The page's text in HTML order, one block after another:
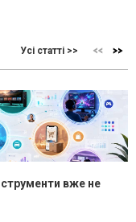
Усі статті >>
вже не